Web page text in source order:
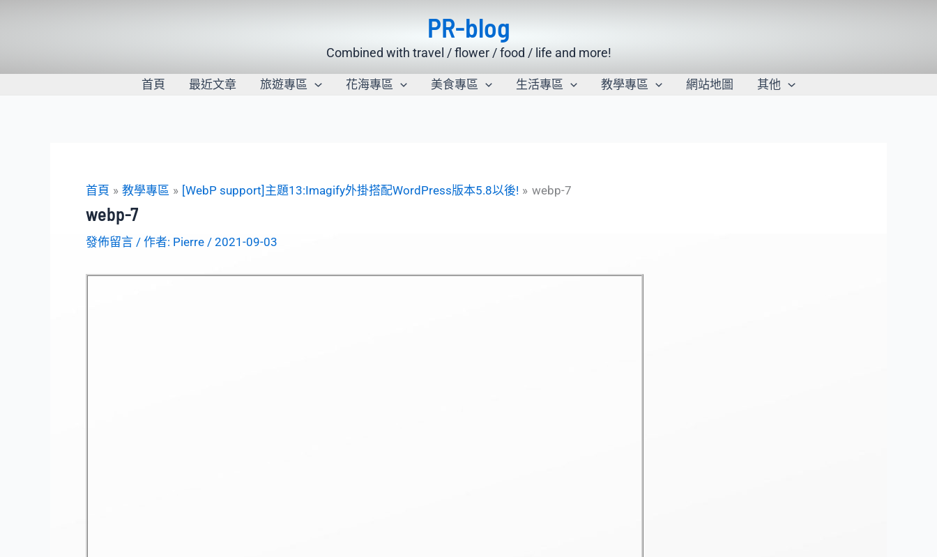
PR-blog
Combined with travel / flower / food / life and more!
首頁 最近文章 旅遊專區 花海專區 美食專區 生活專區 教學專區 網站地圖 其他
首頁 教學專區 [WebP support]主題13:Imagify外掛搭配WordPress版本5.8以後! webp-7
webp-7
發佈留言 / 作者: Pierre / 2021-09-03